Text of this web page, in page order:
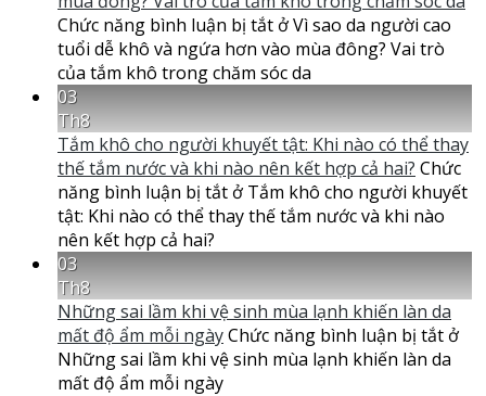
Chức năng bình luận bị tắt ở Vì sao da người cao
tuổi dễ khô và ngứa hơn vào mùa đông? Vai trò
của tắm khô trong chăm sóc da
03
Th8
Tắm khô cho người khuyết tật: Khi nào có thể thay
thế tắm nước và khi nào nên kết hợp cả hai? Chức
năng bình luận bị tắt ở Tắm khô cho người khuyết
tật: Khi nào có thể thay thế tắm nước và khi nào
nên kết hợp cả hai?
03
Th8
Những sai lầm khi vệ sinh mùa lạnh khiến làn da
mất độ ẩm mỗi ngàyChức năng bình luận bị tắt ở
Những sai lầm khi vệ sinh mùa lạnh khiến làn da
mất độ ẩm mỗi ngày